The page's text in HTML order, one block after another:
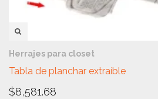
Herrajes para closet
Tabla de planchar extraíble
$8,581.68